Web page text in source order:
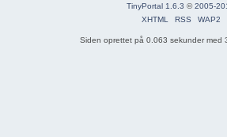
TinyPortal 1.6.3 ©2005-
XHTML
RSS WAP2
Siden oprettet på 0.063 sekunder med